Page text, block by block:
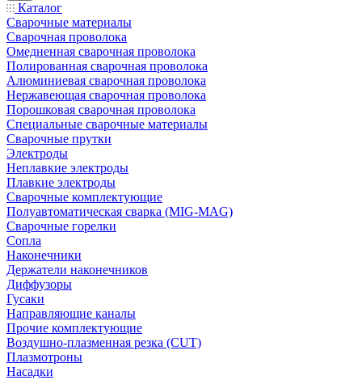
Каталог
Сварочные материалы
Сварочная проволока
Омедненная сварочная проволока
Полированная сварочная проволока
Алюминиевая сварочная проволока
Нержавеющая сварочная проволока
Порошковая сварочная проволока
Специальные сварочные материалы
Сварочные прутки
Электроды
Неплавкие электроды
Плавкие электроды
Сварочные комплектующие
Полуавтоматическая сварка (MIG-MAG)
Сварочные горелки
Сопла
Наконечники
Держатели наконечников
Диффузоры
Гусаки
Направляющие каналы
Прочие комплектующие
Воздушно-плазменная резка (CUT)
Плазмотроны
Насадки